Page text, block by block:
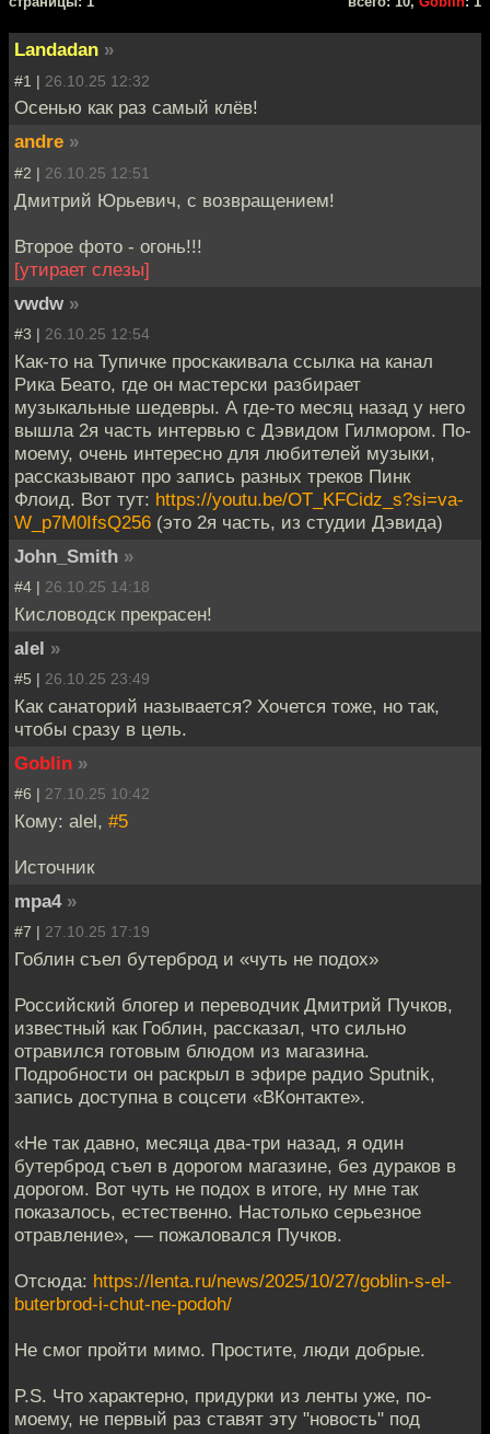
Landadan »
#1 | 26.10.25 12:32
Осенью как раз самый клёв!
andre »
#2 | 26.10.25 12:51
Дмитрий Юрьевич, с возвращением!
Второе фото - огонь!!!
[утирает слезы]
vwdw »
#3 | 26.10.25 12:54
Как-то на Тупичке проскакивала ссылка на канал
Рика Беато, где он мастерски разбирает
музыкальные шедевры. А где-то месяц назад у него
вышла 2я часть интервью с Дэвидом Гилмором. По-
моему, очень интересно для любителей музыки,
рассказывают про запись разных треков Пинк
Флоид. Вот тут: https://youtu.be/OT_KFCidz_s?si=va-
W_p7M0IfsQ256 (это 2я часть, из студии Дэвида)
John_Smith »
#4 | 26.10.25 14:18
Кисловодск прекрасен!
alel »
#5 | 26.10.25 23:49
Как санаторий называется? Хочется тоже, но так,
чтобы сразу в цель.
Goblin »
#6 | 27.10.25 10:42
Кому: alel, #5
Источник
mpa4 »
#7 | 27.10.25 17:19
Гоблин съел бутерброд и «чуть не подох»
Российский блогер и переводчик Дмитрий Пучков,
известный как Гоблин, рассказал, что сильно
отравился готовым блюдом из магазина.
Подробности он раскрыл в эфире радио Sputnik,
запись доступна в соцсети «ВКонтакте».
«Не так давно, месяца два-три назад, я один
бутерброд съел в дорогом магазине, без дураков в
дорогом. Вот чуть не подох в итоге, ну мне так
показалось, естественно. Настолько серьезное
отравление», — пожаловался Пучков.
Отсюда: https://lenta.ru/news/2025/10/27/goblin-s-el-
buterbrod-i-chut-ne-podoh/
Не смог пройти мимо. Простите, люди добрые.
P.S. Что характерно, придурки из ленты уже, по-
моему, не первый раз ставят эту "новость" под